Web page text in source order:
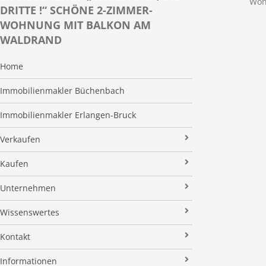
DRITTE !“ SCHÖNE 2-ZIMMER-
WOHNUNG MIT BALKON AM
WALDRAND
Home
Immobilienmakler Büchenbach
Immobilienmakler Erlangen-Bruck
Verkaufen
Verkaufsanfrage
Referenzobjekte
Makleralleinauftrag
Wertermittlung
Verkaufsvorbereitung
Vermarktung
Kaufen
Immobilienangebote
Finanzierung
Suchauftrag
Unternehmen
Über uns
Kundenstimmen
Stielke-Facts
Wissenswertes
Immobilien News
Immobilien ABC
Kontakt
Impressum
Informationen